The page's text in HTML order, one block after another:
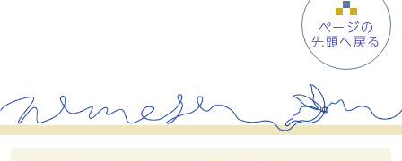
ページの
先頭へ戻る